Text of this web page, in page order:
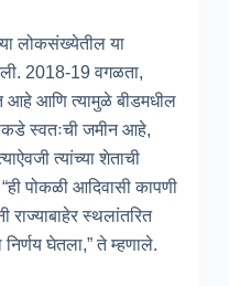
लोकसंख्येतील या
2018-19 वगळता,
आहे आणि त्यामुळे बीडमधील
स्वतःची जमीन आहे,
त्यांच्या शेताची
पोकळी आदिवासी कापणी
राज्याबाहेर स्थलांतरित
निर्णय घेतला,” ते म्हणाले.